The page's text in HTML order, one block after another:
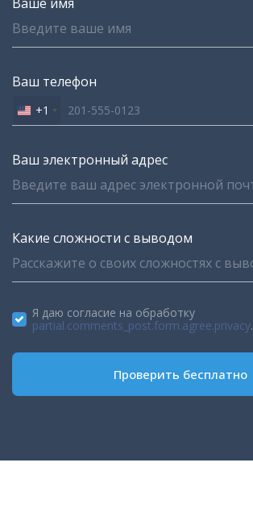
Ваш телефон
United
+1
Ваш электронный адрес
Какие сложности с выводом
Я даю согласие на обработку
partial.comments_post.form.agree.privacy.
Проверить бесплатно